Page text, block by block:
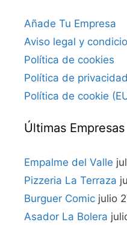
Añade Tu Empresa
Aviso legal y
Política de cookies
Política de privacidad
Política de cookie
Últimas Empresas
Empalme del Valle
Pizzeria La Terraza
Burguer Comic julio
Asador La Bolera